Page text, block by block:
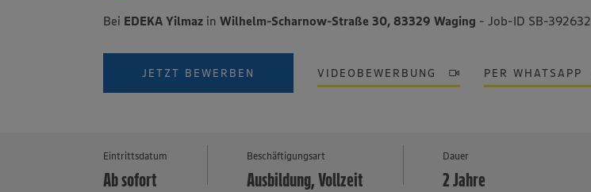
EDEKA-
Regionalgesellschaften
Bei EDEKA Yilmaz inWilhelm-Scharnow-Straße 30, 83329 Waging - Job-ID SB-392632
JETZT BEWERBEN VIDEOBEWERBUNG PER WHATSAPP
Eintrittsdatum
Ab sofort
Beschäftigungsart
Ausbildung, Vollzeit
Dauer
2 Jahre